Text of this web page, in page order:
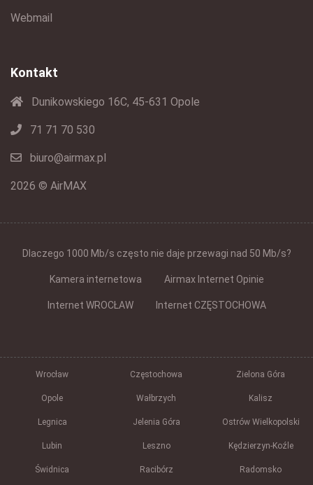
Webmail
Kontakt
Dunikowskiego 16C, 45-631 Opole
71 71 70 530
biuro@airmax.pl
2026 © AirMAX
Dlaczego 1000 Mb/s często nie daje przewagi nad 50 Mb/s?
Kamera internetowa Airmax Internet Opinie
Internet WROCŁAW Internet CZĘSTOCHOWA
Wrocław Częstochowa Zielona Góra
Opole Wałbrzych Kalisz
Legnica Jelenia Góra Ostrów Wielkopolski
Lubin Leszno Kędzierzyn-Koźle
Świdnica Racibórz Radomsko